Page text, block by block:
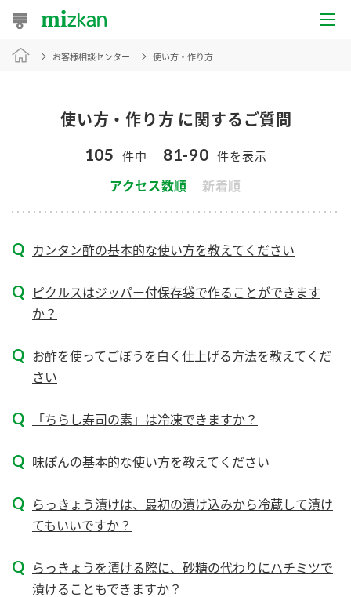
おうちレシピ
レシピカテゴリ一覧
商品からレシピを探す
商品情報
商品カテゴリ
酢 調味酢
スープ 中華
ふりかけ
新商品一覧
商品ブランドサイト
Fibee（ファイビー）
カンタン酢
企業情報
ミツカングループについて
お客様相談センター 使い方・作り方
使い方・作り方 に関するご質問
105 件中 81-90 件を表示
アクセス数順 新着順
カンタン酢の基本的な使い方を教えてください
ピクルスはジッパー付保存袋で作ることができます
か？
お酢を使ってごぼうを白く仕上げる方法を教えてくだ
さい
「ちらし寿司の素」は冷凍できますか？
味ぽんの基本的な使い方を教えてください
らっきょう漬けは、最初の漬け込みから冷蔵して漬け
てもいいですか？
らっきょうを漬ける際に、砂糖の代わりにハチミツで
漬けることもできますか？